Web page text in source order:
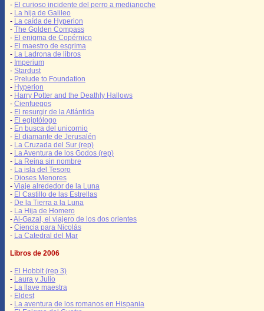
- El curioso incidente del perro a medianoche
- La hija de Galileo
- La caída de Hyperion
- The Golden Compass
- El enigma de Copérnico
- El maestro de esgrima
- La Ladrona de libros
- Imperium
- Stardust
- Prelude to Foundation
- Hyperion
- Harry Potter and the Deathly Hallows
- Cienfuegos
- El resurgir de la Atlántida
- El egiptólogo
- En busca del unicornio
- El diamante de Jerusalén
- La Cruzada del Sur (rep)
- La Aventura de los Godos (rep)
- La Reina sin nombre
- La isla del Tesoro
- Dioses Menores
- Viaje alrededor de la Luna
- El Castillo de las Estrellas
- De la Tierra a la Luna
- La Hija de Homero
-Al-Gazal, el viajero de los dos orientes
- Ciencia para Nicolás
- La Catedral del Mar
Libros de 2006
- El Hobbit (rep 3)
- Laura y Julio
- La llave maestra
- Eldest
- La aventura de los romanos en Hispania